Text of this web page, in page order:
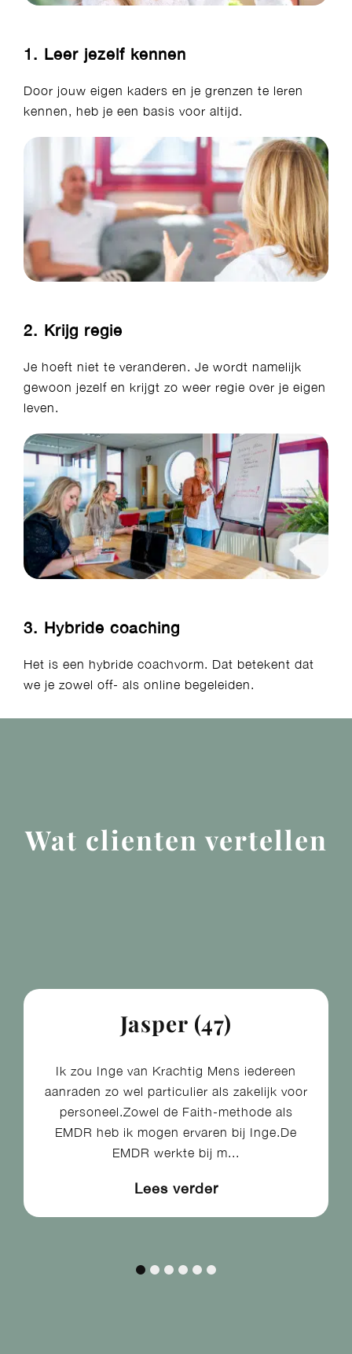
1. Leer jezelf kennen
Door jouw eigen kaders en je grenzen te leren
kennen, heb je een basis voor altijd.
2. Krijg regie
Je hoeft niet te veranderen. Je wordt namelijk
gewoon jezelf en krijgt zo weer regie over je eigen
leven.
3. Hybride coaching
Het is een hybride coachvorm. Dat betekent dat
we je zowel off- als online begeleiden.
Wat clienten vertellen
Jasper (47)
Ik zou Inge van Krachtig Mens iedereen
aanraden zo wel particulier als zakelijk voor
personeel.Zowel de Faith-methode als
EMDR heb ik mogen ervaren bij Inge.De
EMDR werkte bij m...
Lees verder​
4 5 6